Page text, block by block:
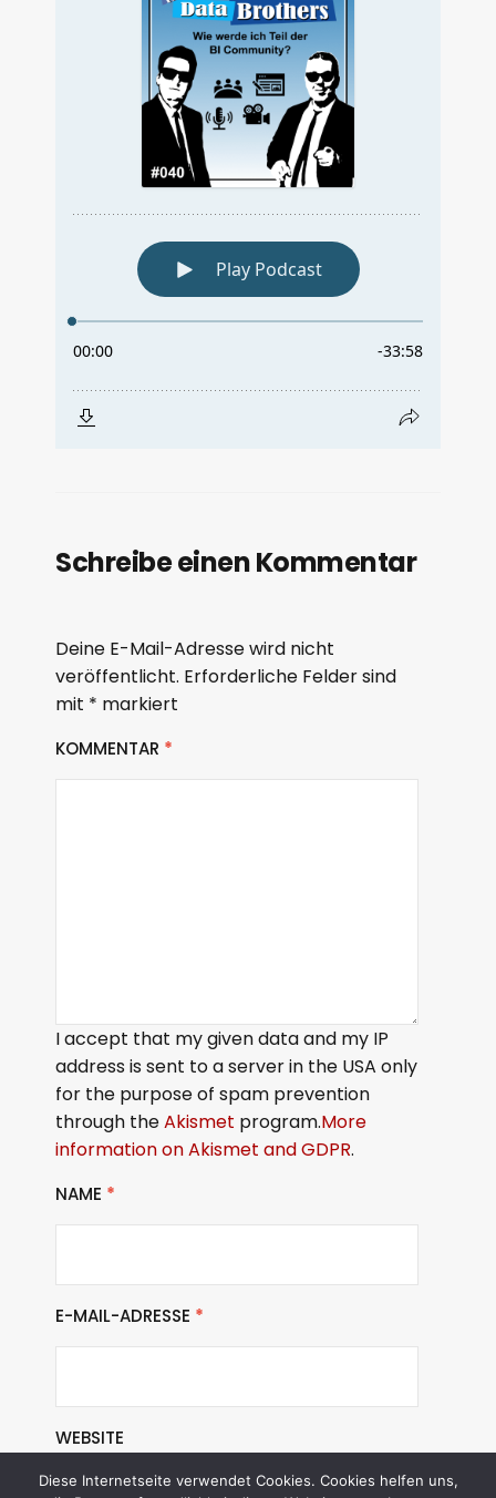
Schreibe einen Kommentar
Deine E-Mail-Adresse wird nicht
veröffentlicht. Erforderliche Felder sind
mit * markiert
KOMMENTAR *
I accept that my given data and my IP
address is sent to a server in the USA only
for the purpose of spam prevention
through theAkismet program.More
information on Akismet and GDPR.
NAME *
E-MAIL-ADRESSE *
WEBSITE
Diese Internetseite verwendet Cookies. Cookies helfen uns,